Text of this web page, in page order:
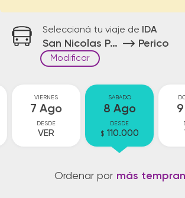
Seleccioná tu viaje de IDA
San Nicolas Parador Perico
Modificar
VIERNES
7 Ago
DESDE
VER
SABADO
8 Ago
DESDE
$ 110.000
Ordenar por más